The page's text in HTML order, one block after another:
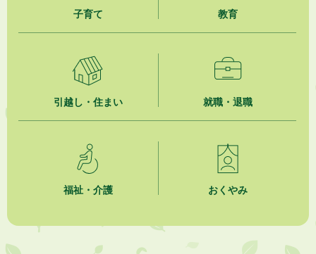
市民の勇気ある応急手当に感謝状を贈呈しました
2026年8月4日
夏季休暇期間 開業医等診療予定
「水道カルテ」の公表について
2026年8月3日
子育て 教育
引越し・住まい 就職・退職
福祉・介護 おくやみ